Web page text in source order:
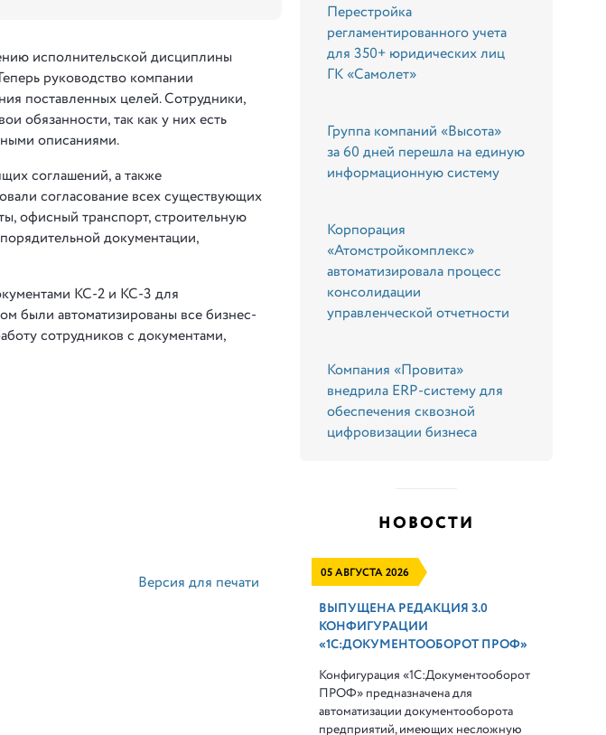
исполнительской дисциплины
руководство компании
поставленных целей. Сотрудники,
обязанности, так как у них есть
описаниями.
соглашений, а также
согласование всех существующих
офисный транспорт, строительную
документации,
КС-2 и КС-3 для
были автоматизированы все бизнес-
сотрудников с документами,
Версия для печати
Перестройка
регламентированного учета
для 350+ юридических лиц
ГК «Самолет»
Группа компаний «Высота»
за 60 дней перешла на единую
информационную систему
Корпорация
«Атомстройкомплекс»
автоматизировала процесс
консолидации
управленческой отчетности
Компания «Провита»
внедрила ERP-систему для
обеспечения сквозной
цифровизации бизнеса
НОВОСТИ
05 АВГУСТА 2026
ВЫПУЩЕНА РЕДАКЦИЯ 3.0
КОНФИГУРАЦИИ
«1С:ДОКУМЕНТООБОРОТ ПРОФ»
Конфигурация «1С:Документооборот
ПРОФ» предназначена для
автоматизации документооборота
предприятий, имеющих несложную